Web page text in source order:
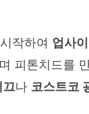
작하여 업사
피톤치드를
끄나 코스트코